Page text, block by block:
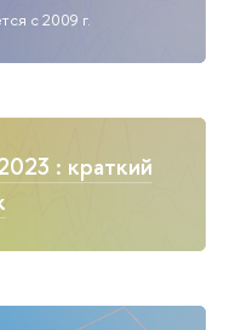
с 2009 г.
: краткий